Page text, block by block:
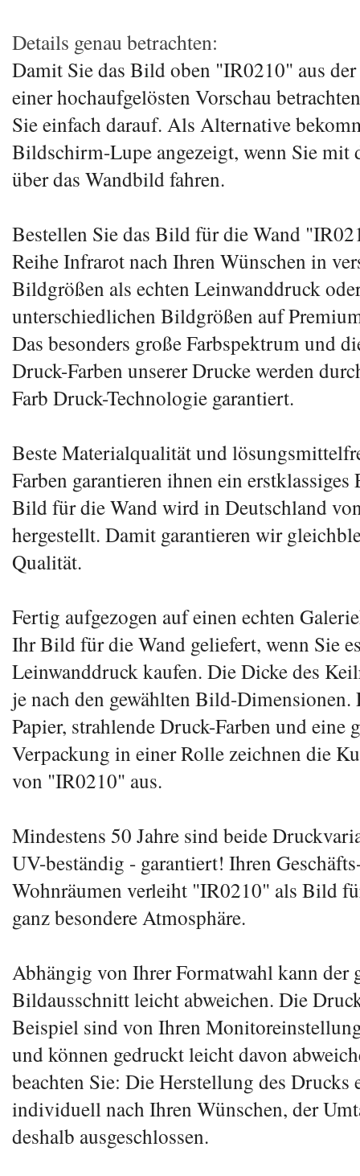
Details genau betrachten:
Damit Sie das Bild oben "IR0210" aus
einer hochaufgelösten Vorschau
Sie einfach darauf. Als Alternative
Bildschirm-Lupe angezeigt, wenn Sie mit
über das Wandbild fahren.
Bestellen Sie das Bild für die Wand
Reihe Infrarot nach Ihren Wünschen in
Bildgrößen als echten Leinwanddruck
unterschiedlichen Bildgrößen auf
Das besonders große Farbspektrum und
Druck-Farben unserer Drucke werden
Farb Druck-Technologie garantiert.
Beste Materialqualität und
Farben garantieren ihnen ein erstklassiges
Bild für die Wand wird in Deutschland
hergestellt. Damit garantieren wir
Qualität.
Fertig aufgezogen auf einen echten
Ihr Bild für die Wand geliefert, wenn Sie
Leinwanddruck kaufen. Die Dicke des
je nach den gewählten Bild-Dimensionen.
Papier, strahlende Druck-Farben und eine
Verpackung in einer Rolle zeichnen die
von "IR0210" aus.
Mindestens 50 Jahre sind beide
UV-beständig - garantiert! Ihren
Wohnräumen verleiht "IR0210" als Bild
ganz besondere Atmosphäre.
Abhängig von Ihrer Formatwahl kann der
Bildausschnitt leicht abweichen. Die
Beispiel sind von Ihren
und können gedruckt leicht davon
beachten Sie: Die Herstellung des Drucks
individuell nach Ihren Wünschen, der
deshalb ausgeschlossen.